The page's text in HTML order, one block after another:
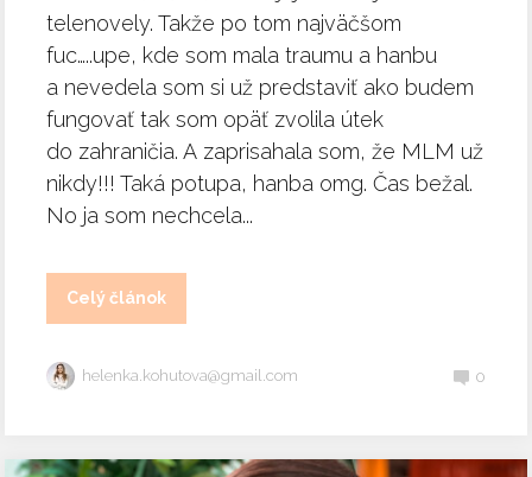
telenovely. Takže po tom najväčšom
fuc…..upe, kde som mala traumu a hanbu
a nevedela som si už predstaviť ako budem
fungovať tak som opäť zvolila útek
do zahraničia. A zaprisahala som, že MLM už
nikdy!!! Taká potupa, hanba omg. Čas bežal.
No ja som nechcela...
Celý článok
helenka.kohutova@gmail.com 0